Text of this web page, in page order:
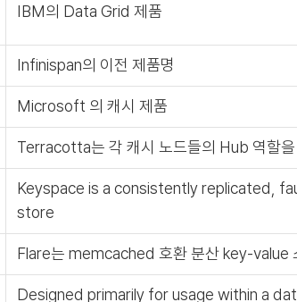
IBM의 Data Grid 제품
Infinispan의 이전 제품명
Microsoft 의 캐시 제품
Terracotta는 각 캐시 노드들의 Hub 역할을
Keyspace is a consistently replicated,
store
Flare는 memcached 호환 분산 key-value
Designed primarily for usage within a